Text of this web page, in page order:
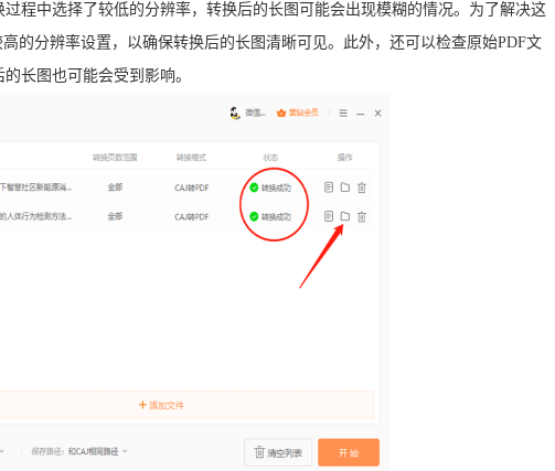
程中选择了较低的分辨率，转换后的长图可能会出现模糊的情况。为了解决这
的分辨率设置，以确保转换后的长图清晰可见。此外，还可以检查原始PDF文
长图也可能会受到影响。